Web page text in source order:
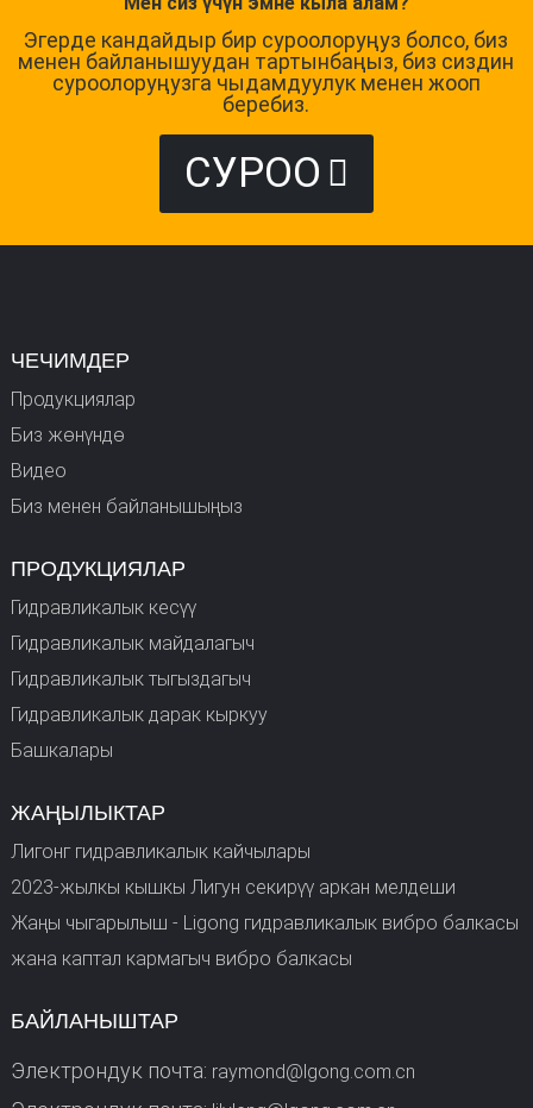
Эгерде кандайдыр бир суроолоруңуз болсо, биз
менен байланышуудан тартынбаңыз, биз сиздин
суроолоруңузга чыдамдуулук менен жооп
беребиз.
СУРОО
ЧЕЧИМДЕР
Продукциялар
Биз жөнүндө
Видео
Биз менен байланышыңыз
ПРОДУКЦИЯЛАР
Гидравликалык кесүү
Гидравликалык майдалагыч
Гидравликалык тыгыздагыч
Гидравликалык дарак кыркуу
Башкалары
ЖАҢЫЛЫКТАР
Лигонг гидравликалык кайчылары
2023-жылкы кышкы Лигун секирүү аркан мелдеши
Жаңы чыгарылыш - Ligong гидравликалык вибро балкасы
жана каптал кармагыч вибро балкасы
БАЙЛАНЫШТАР
Электрондук почта: raymond@lgong.com.cn